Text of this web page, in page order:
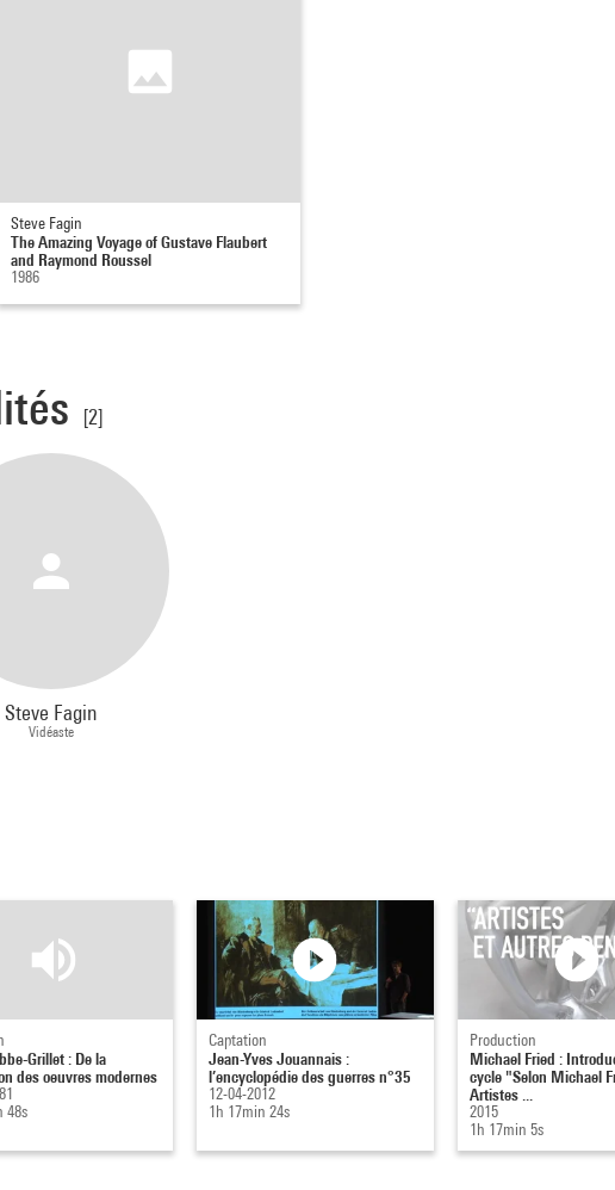
Steve Fagin
The Amazing Voyage of Gustave Flaubert
and Raymond Roussel
1986
[2]
Steve Fagin
Vidéaste
Grillet : De la
des oeuvres modernes
48s
Captation
Jean-Yves Jouannais :
l’encyclopédie des guerres n°35
12-04-2012
1h 17min 24s
Production
Michael Fried :
cycle "Selon Michael
Artistes ...
2015
1h 17min 5s